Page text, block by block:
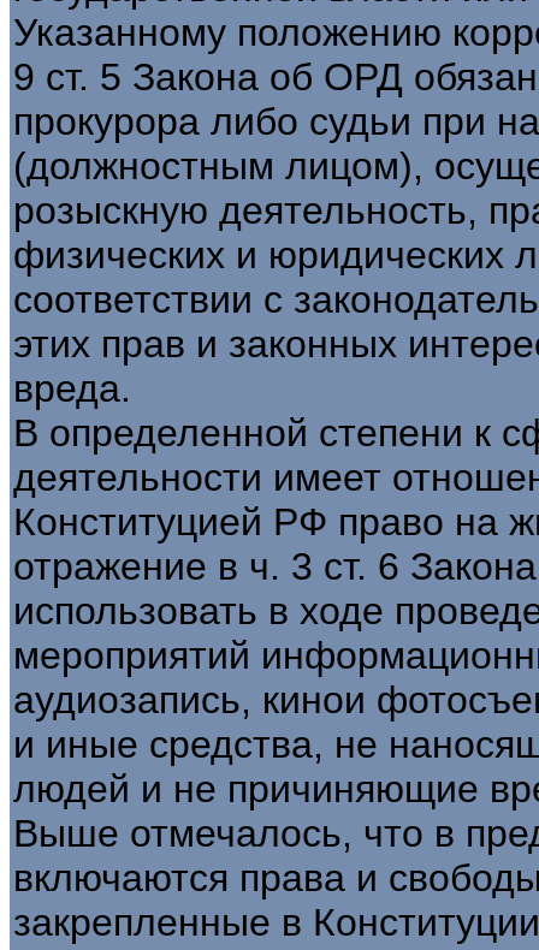
Указанному положению
9 ст. 5 Закона об ОРД
прокурора либо судьи при
(должностным лицом),
розыскную деятельность,
физических и юридических
соответствии с
этих прав и законных
вреда.
В определенной степени к
деятельности имеет
Конституцией РФ право на
отражение в ч. 3 ст. 6
использовать в ходе
мероприятий
аудиозапись, кинои
и иные средства, не
людей и не причиняющие
Выше отмечалось, что в
включаются права и
закрепленные в